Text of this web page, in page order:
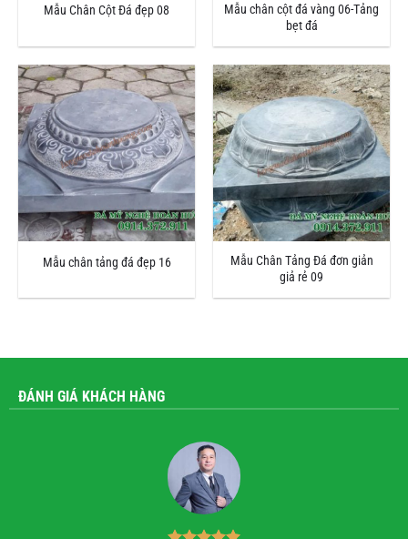
Mẫu Chân Cột Đá đẹp 08
Mẫu chân cột đá vàng 06-Tảng
bẹt đá
Mẫu chân tảng đá đẹp 16
Mẫu Chân Tảng Đá đơn giản
giả rẻ 09
ĐÁNH GIÁ KHÁCH HÀNG